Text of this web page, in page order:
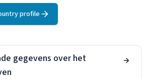
profile
gegevens over het